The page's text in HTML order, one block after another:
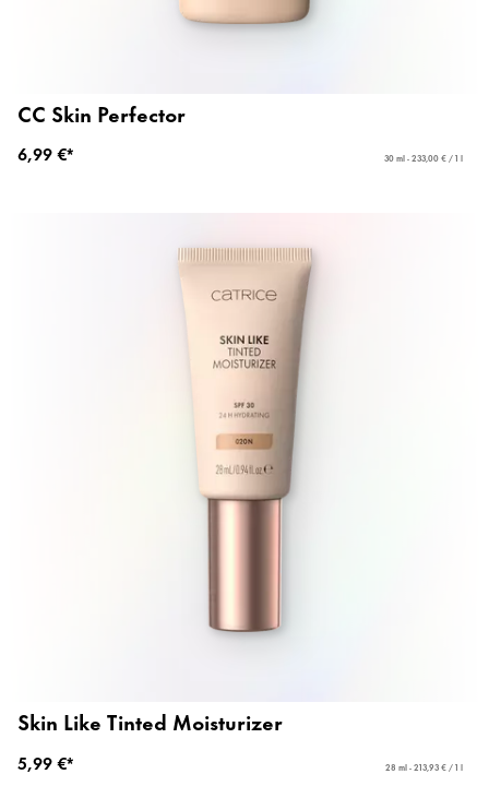
CC Skin Perfector
6,99 €* 30 ml - 233,00 € / 1 l
Skin Like Tinted Moisturizer
5,99 €* 28 ml - 213,93 € / 1 l